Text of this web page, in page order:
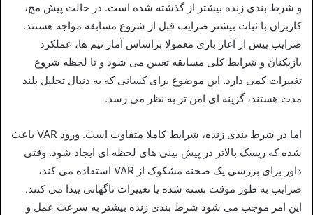
و شرط‌ بندی زنده بیشتر از گذشته شده است. در حالت پیش‌ مچ،
کاربران با ثبات بیشتر ضرایب قبل از شروع مسابقه مواجه هستند.
ضرایب پیش از آغاز بازی معمولا براساس آمار تیم‌ ها، عملکرد
بازیکنان و شرایط کلی مسابقه تعیین می‌ شود و تا لحظه شروع
تغییرات کمی دارد. این موضوع برای کسانی که به دنبال تحلیل بلند
مدت هستند، گزینه‌ ای امن‌ تر به نظر می‌ رسد.
اما در شرط‌ بندی زنده، شرایط کاملا متفاوت است. ورود VAR باعث
شده که ریسک بالاتر در پیش‌ بینی‌ های لحظه‌ ای ایجاد شود. وقتی
داور برای بررسی یک صحنه مشکوک از VAR استفاده می‌ کند،
ضرایب به‌ طور موقت بسته شده یا تغییرات ناگهانی پیدا می‌ کنند.
این امر موجب می‌ شود شرط‌ بندی زنده بیشتر به سرعت عمل و